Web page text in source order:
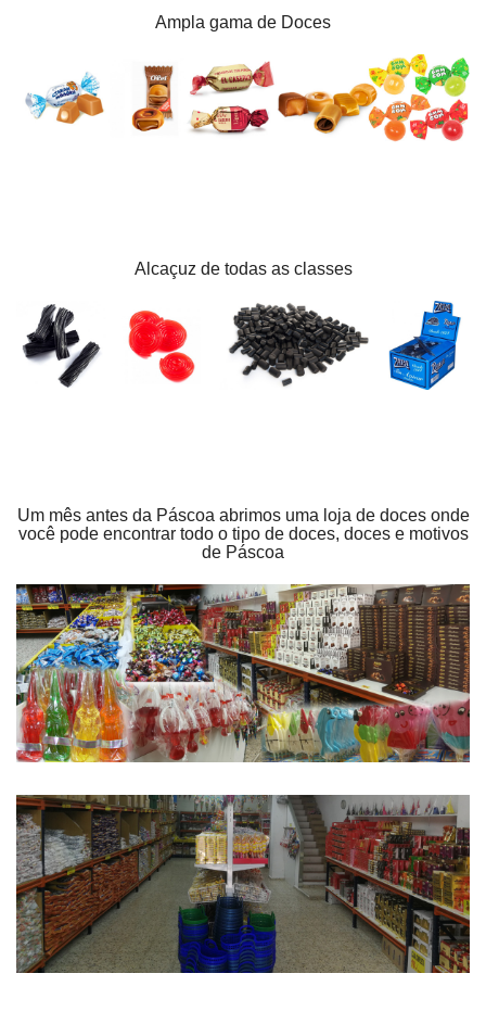
Ampla gama de Doces
Alcaçuz de todas as classes
Um mês antes da Páscoa abrimos uma loja de doces onde
você pode encontrar todo o tipo de doces, doces e motivos
de Páscoa